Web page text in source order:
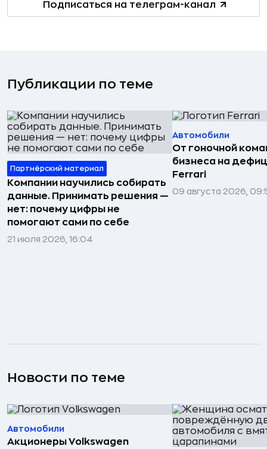
Подписаться на телеграм-канал
Публикации по теме
Партнёрский материал
Компании научились собирать
данные. Принимать решения —
нет: почему цифры не
помогают сами по себе
21 июля 2026, 16:04
Автомобили
От гоночной
бизнеса на
Ferrari
09 августа 2026,
Новости по теме
Автомобили
Акционеры Volkswagen